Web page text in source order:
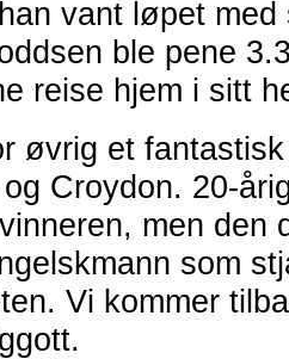
vant løpet med
ble pene
reise hjem i sitt
øvrig et
Croydon. 20-
men den
som
Vi kommer